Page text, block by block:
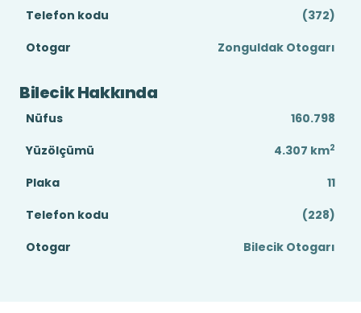
Telefon kodu
(372)
Otogar
Zonguldak Otogarı
Bilecik Hakkında
Nüfus
160.798
Yüzölçümü
4.307 km2
Plaka
11
Telefon kodu
(228)
Otogar
Bilecik Otogarı